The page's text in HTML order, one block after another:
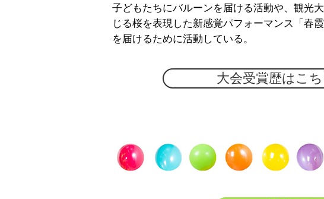
子どもたちにバルーンを届ける活動や、観光
じる桜を表現した新感覚パフォーマンス「春
を届けるために活動している。
大会受賞歴はこち